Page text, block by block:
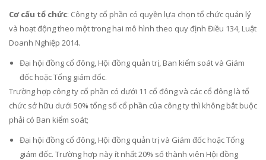
Cơ cấu tổ chức: Công ty cổ phần có quyền lựa chọn tổ chức quản lý
và hoạt động theo một trong hai mô hình theo quy định Điều 134, Luật
Doanh Nghiệp 2014.
Đại hội đồng cổ đông, Hội đồng quản trị, Ban kiểm soát và Giám
đốc hoặc Tổng giám đốc.
Trường hợp công ty cổ phần có dưới 11 cổ đông và các cổ đông là tổ
chức sở hữu dưới 50% tổng số cổ phần của công ty thì không bắt buộc
phải có Ban kiểm soát;
Đại hội đồng cổ đông, Hội đồng quản trị và Giám đốc hoặc Tổng
giám đốc. Trường hợp này ít nhất 20% số thành viên Hội đồng